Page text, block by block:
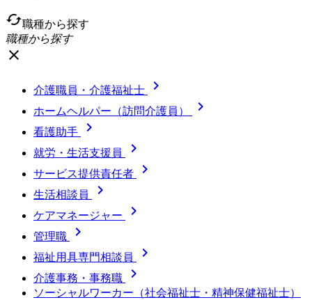
cached職種から探す
職種から探す
close
介護職員・介護福祉士 
ホームヘルパー（訪問介護員） 
看護助手 
就労・生活支援員 
サービス提供責任者 
生活相談員 
ケアマネージャー 
管理職 
福祉用具専門相談員 
介護事務・事務職 
ソーシャルワーカー（社会福祉士・精神保健福祉士）